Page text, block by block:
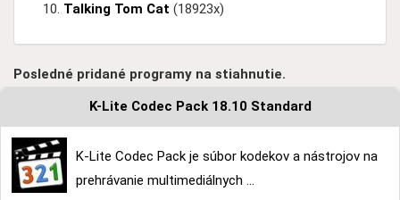
Talking Tom Cat (18923x)
Posledné pridané programy na stiahnutie.
K-Lite Codec Pack 18.10 Standard
K-Lite Codec Pack je súbor kodekov a nástrojov na
prehrávanie multimediálnych ...